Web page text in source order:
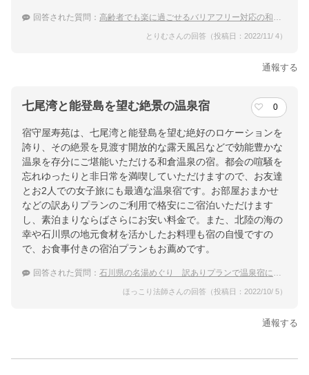
回答された質問： 高齢者でも楽に過ごせるバリアフリー対応の和倉温泉の宿は？
とりむさんの回答（投稿日：2022/11/ 4）
通報する
七尾湾と能登島を望む絶景の温泉宿 0
宿守屋寿苑は、七尾湾と能登島を望む絶好のロケーションを
誇り、その絶景を見渡す開放的な露天風呂などで効能豊かな
温泉を存分にご堪能いただける和倉温泉の宿。都会の喧騒を
忘れゆったりと非日常を満喫していただけますので、お友達
とお2人での女子旅にも最適な温泉宿です。お部屋おまかせ
などの訳ありプランのご利用で格安にご宿泊いただけます
し、素泊まりならばさらにお安い料金で。また、北陸の海の
幸や石川県の地元食材を活かしたお料理も宿の自慢ですの
で、お食事付きの宿泊プランもお薦めです。
回答された質問： 石川県の名湯めぐり 訳ありプランで温泉宿に安く泊まりたい！
ほっこり法師さんの回答（投稿日：2022/10/ 5）
通報する